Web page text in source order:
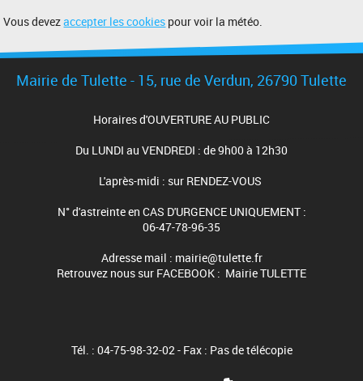
Vous devezaccepter les cookies pour voir la météo.
Mairie de Tulette - 15, rue de Verdun, 26790 Tulette
Horaires d'OUVERTURE AU PUBLIC
Du LUNDI au VENDREDI : de 9h00 à 12h30
L'après-midi : sur RENDEZ-VOUS
N° d'astreinte en CAS D'URGENCE UNIQUEMENT :
06-47-78-96-35
Adresse mail : mairie@tulette.fr
Retrouvez nous sur FACEBOOK : Mairie TULETTE
Tél. : 04-75-98-32-02 - Fax : Pas de télécopie